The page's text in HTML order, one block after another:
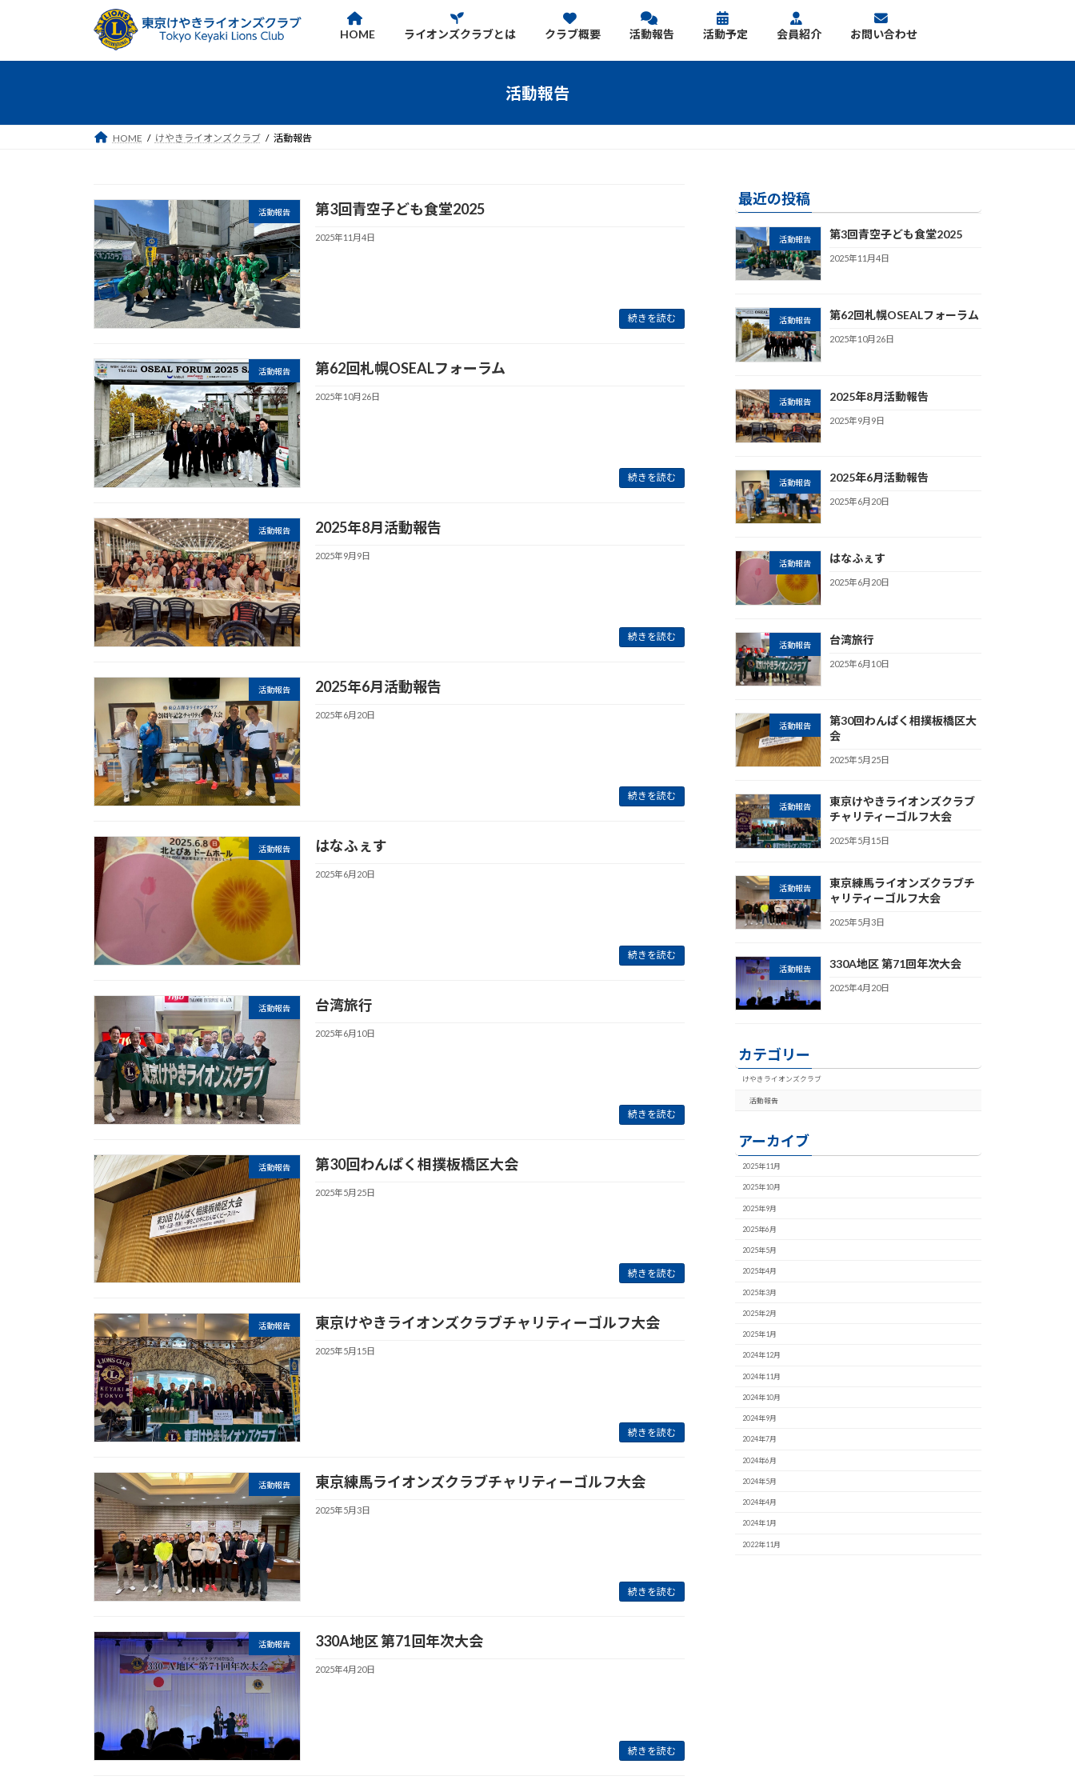
ス
ン
HOME ライオンズクラブとは クラブ概要 活動報告 活動予定 会員紹介 お問い合わせ
活動報告
HOME けやきライオンズクラブ 活動報告
活動報告 第3回青空子ども食堂2025
2025年11月4日
続きを読む
活動報告 第62回札幌OSEALフォーラム
2025年10月26日
続きを読む
活動報告 2025年8月活動報告
2025年9月9日
続きを読む
活動報告 2025年6月活動報告
2025年6月20日
続きを読む
活動報告 はなふぇす
2025年6月20日
続きを読む
活動報告 台湾旅行
2025年6月10日
続きを読む
活動報告 第30回わんぱく相撲板橋区大会
2025年5月25日
続きを読む
活動報告 東京けやきライオンズクラブチャリティーゴルフ大会
2025年5月15日
続きを読む
活動報告 東京練馬ライオンズクラブチャリティーゴルフ大会
2025年5月3日
続きを読む
活動報告 330A地区 第71回年次大会
2025年4月20日
続きを読む
最近の投稿
活動報告 第3回青空子ども食堂2025
2025年11月4日
活動報告 第62回札幌OSEALフォーラム
2025年10月26日
活動報告 2025年8月活動報告
2025年9月9日
活動報告 2025年6月活動報告
2025年6月20日
活動報告 はなふぇす
2025年6月20日
活動報告 台湾旅行
2025年6月10日
活動報告
第30回わんぱく相撲板橋区大
会
2025年5月25日
活動報告
東京けやきライオンズクラブ
チャリティーゴルフ大会
2025年5月15日
活動報告
東京練馬ライオンズクラブチ
ャリティーゴルフ大会
2025年5月3日
活動報告 330A地区 第71回年次大会
2025年4月20日
カテゴリー
けやきライオンズクラブ
活動報告
アーカイブ
2025年11月
2025年10月
2025年9月
2025年6月
2025年5月
2025年4月
2025年3月
2025年2月
2025年1月
2024年12月
2024年11月
2024年10月
2024年9月
2024年7月
2024年6月
2024年5月
2024年4月
2024年1月
2022年11月